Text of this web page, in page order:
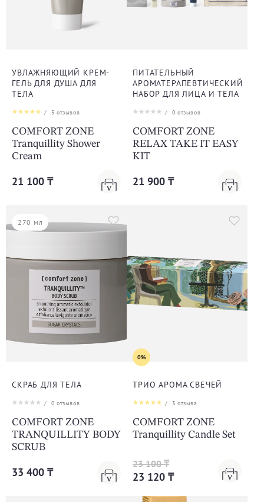
УВЛАЖНЯЮЩИЙ КРЕМ-
ГЕЛЬ ДЛЯ ДУША ДЛЯ
ТЕЛА
/ 5 отзывов
COMFORT ZONE
Tranquillity Shower
Cream
21 100 ₸
ПИТАТЕЛЬНЫЙ
АРОМАТЕРАПЕВТИЧЕСКИЙ
НАБОР ДЛЯ ЛИЦА И ТЕЛА
/ 0 отзывов
COMFORT ZONE
RELAX TAKE IT EASY
KIT
21 900 ₸
270 мл
СКРАБ ДЛЯ ТЕЛА
/ 0 отзывов
COMFORT ZONE
TRANQUILLITY BODY
SCRUB
33 400 ₸
0%
ТРИО АРОМА СВЕЧЕЙ
/ 3 отзыва
COMFORT ZONE
Tranquillity Candle Set
23 100 ₸
23 120 ₸